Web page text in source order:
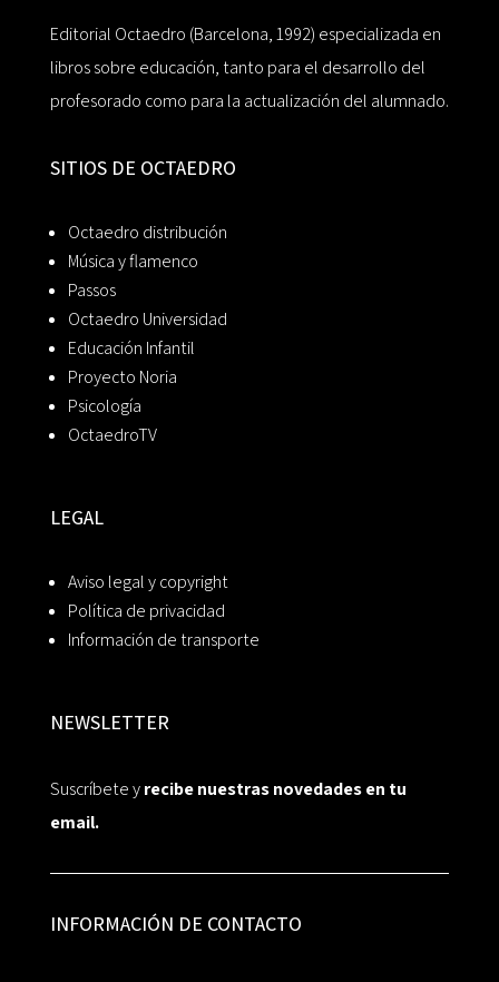
Editorial Octaedro (Barcelona, 1992) especializada en
libros sobre educación, tanto para el desarrollo del
profesorado como para la actualización del alumnado.
SITIOS DE OCTAEDRO
Octaedro distribución
Música y flamenco
Passos
Octaedro Universidad
Educación Infantil
Proyecto Noria
Psicología
OctaedroTV
LEGAL
Aviso legal y copyright
Política de privacidad
Información de transporte
NEWSLETTER
Suscríbete yrecibe nuestras novedades en tu
email.
INFORMACIÓN DE CONTACTO